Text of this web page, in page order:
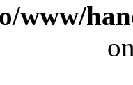
www/